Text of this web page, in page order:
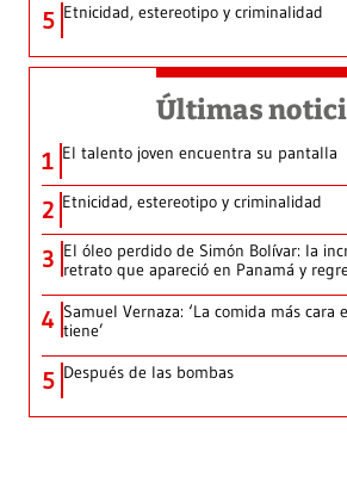
5 Etnicidad, estereotipo y criminalidad
Últimas
1 El talento joven encuentra su pantalla​
2 Etnicidad, estereotipo y criminalidad
3 El óleo perdido de Simón Bolívar: la
retrato que apareció en Panamá y
4 Samuel Vernaza: ‘La comida más cara
tiene’
5 Después de las bombas